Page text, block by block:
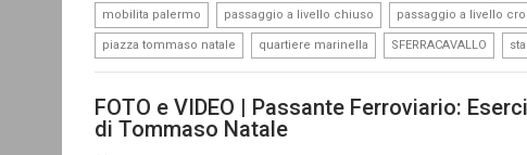
mobilita palermo passaggio a livello chiuso passaggio a livello
piazza tommaso natale quartiere marinella SFERRACAVALLO
FOTO e VIDEO | Passante Ferroviario:
di Tommaso Natale